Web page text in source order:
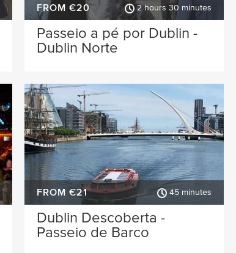
FROM €20 2 hours 30 minutes
Passeio a pé por Dublin -
Dublin Norte
FROM €21 45 minutes
Dublin Descoberta -
Passeio de Barco